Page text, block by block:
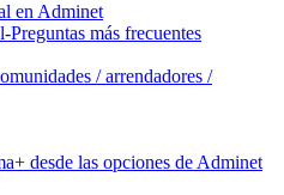
en Adminet
más frecuentes
/ arrendadores /
desde las opciones de Adminet